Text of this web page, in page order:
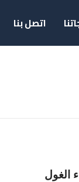
اتصل بنا
الغول